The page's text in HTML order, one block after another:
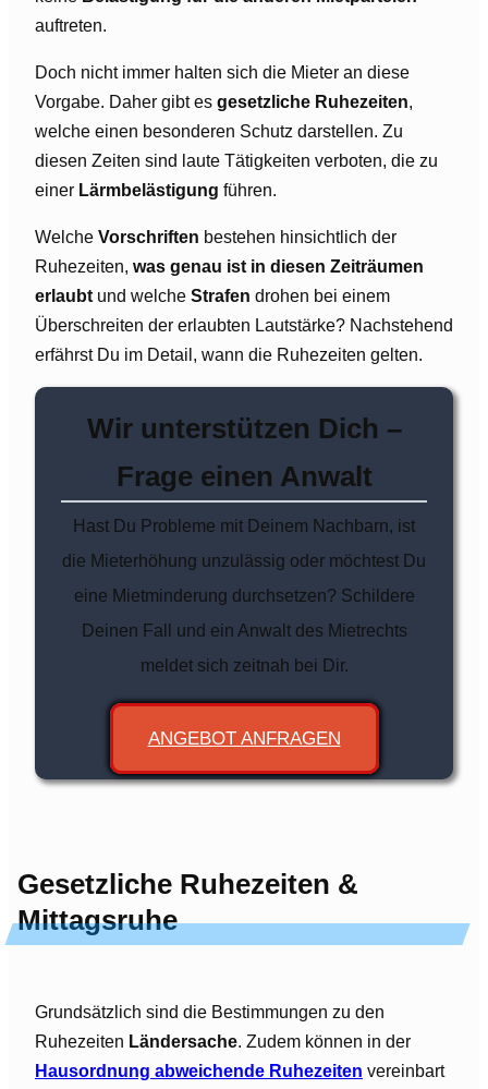
auftreten.
Doch nicht immer halten sich die Mieter an diese
Vorgabe. Daher gibt es gesetzliche Ruhezeiten,
welche einen besonderen Schutz darstellen. Zu
diesen Zeiten sind laute Tätigkeiten verboten, die zu
einer Lärmbelästigung führen.
Welche Vorschriften bestehen hinsichtlich der
Ruhezeiten, was genau ist in diesen Zeiträumen
erlaubt und welche Strafen drohen bei einem
Überschreiten der erlaubten Lautstärke? Nachstehend
erfährst Du im Detail, wann die Ruhezeiten gelten.
Wir unterstützen Dich –
Frage einen Anwalt
Hast Du Probleme mit Deinem Nachbarn, ist
die Mieterhöhung unzulässig oder möchtest Du
eine Mietminderung durchsetzen? Schildere
Deinen Fall und ein Anwalt des Mietrechts
meldet sich zeitnah bei Dir.
ANGEBOT ANFRAGEN
Gesetzliche Ruhezeiten &
Mittagsruhe
Grundsätzlich sind die Bestimmungen zu den
Ruhezeiten Ländersache. Zudem können in der
Hausordnung abweichende Ruhezeiten vereinbart